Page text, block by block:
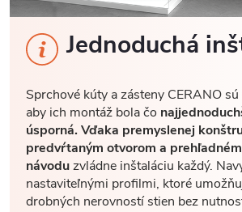
Jednoduchá
Sprchové kúty a zásteny CERANO
aby ich montáž bola čo
úsporná. Vďaka premyslenej
predvŕtaným otvorom a
návoduzvládne inštaláciu každý.
nastaviteľnými profilmi, ktoré
drobných nerovností stien bez